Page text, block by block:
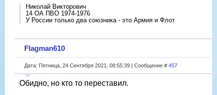
Николай Викторович
14 ОА ПВО 1974-1976
У России только два союзника - это Армия и Флот
Flagman610
Дата: Пятница, 24 Сентября 2021, 08:55:39 | Сообщение # 457
Обидно, но кто то переставил.